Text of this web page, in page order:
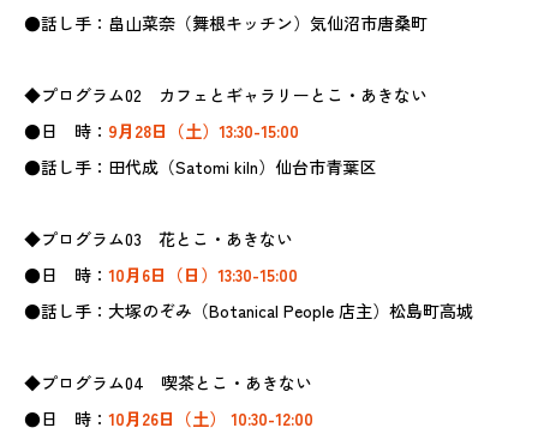
●話し手：畠山菜奈（舞根キッチン）気仙沼市唐桑町
◆プログラム02 カフェとギャラリーとこ・あきない
●日 時： 9月28日（土）13:30-15:00
●話し手：田代成（Satomi kiln）仙台市青葉区
◆プログラム03 花とこ・あきない
●日 時： 10月6日（日）13:30-15:00
●話し手：大塚のぞみ（Botanical People 店主）松島町高城
◆プログラム04 喫茶とこ・あきない
●日 時： 10月26日（土） 10:30-12:00